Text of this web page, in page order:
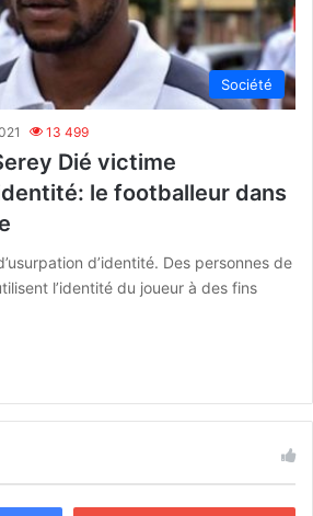
Société
13 499
Dié victime
le footballeur dans
d’identité. Des personnes de
l’identité du joueur à des fins